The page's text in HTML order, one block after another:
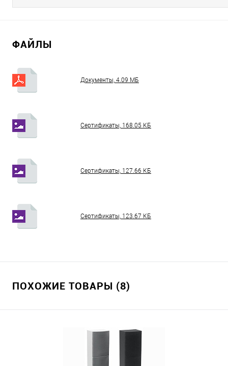
ФАЙЛЫ
Документы, 4.09 МБ
Сертификаты, 168.05 КБ
Сертификаты, 127.66 КБ
Сертификаты, 123.67 КБ
ПОХОЖИЕ ТОВАРЫ (8)